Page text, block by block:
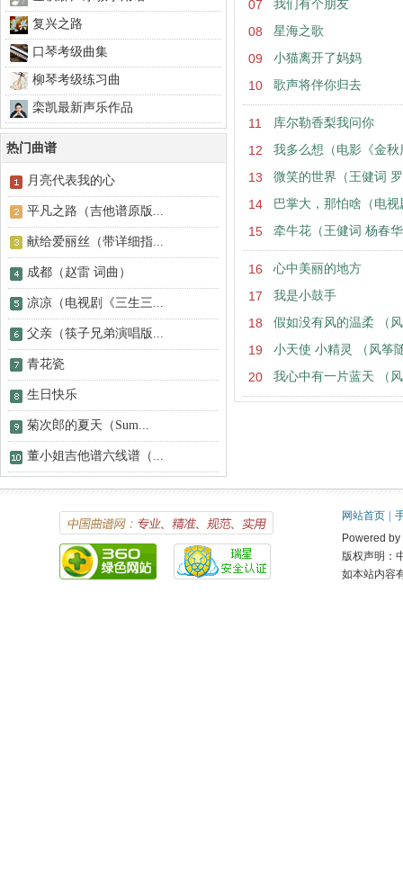
07 我们有个朋友
08 星海之歌
09 小猫离开了妈妈
10 歌声将伴你归去
11 库尔勒香梨我问你
12 我多么想（电影《金
13 微笑的世界（王健词
14 巴掌大，那怕啥（电
15 牵牛花（王健词 杨春
16 心中美丽的地方
17 我是小鼓手
18 假如没有风的温柔 （
19 小天使 小精灵 （风筝
20 我心中有一片蓝天 （
复兴之路
口琴考级曲集
柳琴考级练习曲
栾凯最新声乐作品
热门曲谱
月亮代表我的心
平凡之路（吉他谱原版...
献给爱丽丝（带详细指...
成都（赵雷 词曲）
凉凉（电视剧《三生三...
父亲（筷子兄弟演唱版...
青花瓷
生日快乐
菊次郎的夏天（Sum...
董小姐吉他谱六线谱（...
网站首页
Powered
版权声明：
如本站内容